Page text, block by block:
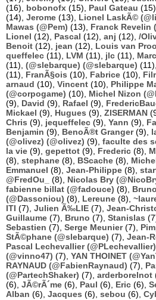
(16), bobonofx (15), Paul Gateau (15),
(14), Jerome (13), Lionel LaskÃ©
Mawas (@Pem) (13), Franck Revelin
Lionel (12), Pascal (12), anj (12), /
Benoit (12), jean (12), Louis van
queffelec (11), LVM (11), jlc (11),
(11), (@slebarque) (@slebarque) (11),
(11), FranÃ§ois (10), Fabrice (10),
arnaud (10), Vincent (10), Philippe
(@corpogame) (10), Michel Nizon
(9), David (9), Rafael (9),
Mickael (9), Hugues (9), ZISERMAN
Chris (9), jequeffelec (9), Yann (9),
Benjamin (9), BenoÃ®t Granger(9),
(@olivez) (@olivez) (9), faculte des
la vie (9), gepettot (9), Frederic (8),
(8), stephane (8), BScache (8),
Emmanuel (8), Jean-Philippe (8),
@FredOu_
(8), Nicolas Bry
fabienne billat (@fadouce) (8),
(@Dassoniou) (8), Lereune (8),
ITI (7), Julien Ã‰LIE (7), Jean-
Guillaume (7), Bruno (7), Stanislas
Sebastien (7), Serge Meunier(7),
StÃ©phane (@slebarque) (7), Jean-
Pascal Lechevallier (@PLechevallier)
(@vinno47) (7), YAN THOINET
RAYNAUD (@FabienRaynaud) (7),
(@PartechShaker) (7), arderborelnot
(6), JÃ©rÃ´me (6), Paul (6), Eric (6),
Alban (6), Jacques (6), sebou (6),